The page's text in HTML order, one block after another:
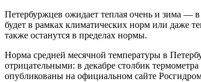
Петербуржцев ожидает теплая очень и зима —
будет в рамках климатических норм или даже
также останутся в пределах нормы.
Норма средней месячной температуры в
отрицательными: в декабре столбик
опубликованы на официальном сайте